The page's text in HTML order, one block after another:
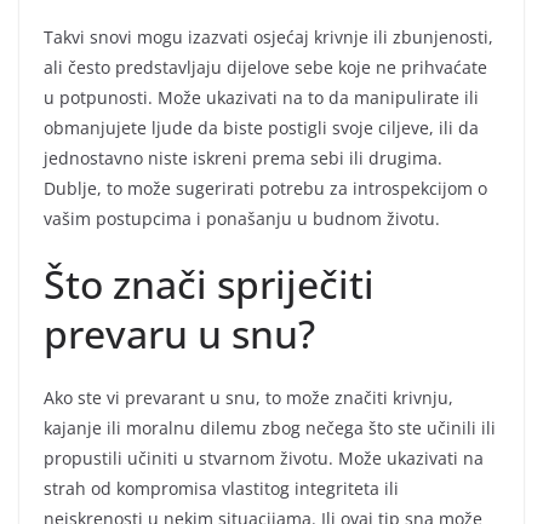
Takvi snovi mogu izazvati osjećaj krivnje ili zbunjenosti,
ali često predstavljaju dijelove sebe koje ne prihvaćate
u potpunosti. Može ukazivati na to da manipulirate ili
obmanjujete ljude da biste postigli svoje ciljeve, ili da
jednostavno niste iskreni prema sebi ili drugima.
Dublje, to može sugerirati potrebu za introspekcijom o
vašim postupcima i ponašanju u budnom životu.
Što znači spriječiti
prevaru u snu?
Ako ste vi prevarant u snu, to može značiti krivnju,
kajanje ili moralnu dilemu zbog nečega što ste učinili ili
propustili učiniti u stvarnom životu. Može ukazivati na
strah od kompromisa vlastitog integriteta ili
neiskrenosti u nekim situacijama. Ili ovaj tip sna može